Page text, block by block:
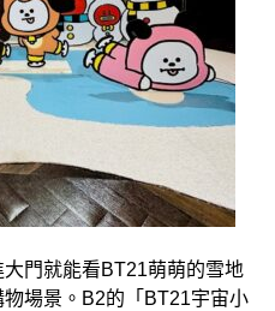
門就能看BT21萌萌的雪地
場景。B2的「BT21宇宙小